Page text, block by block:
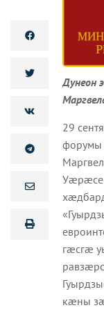
Дунеон
29
форумы
Уæрæсе
гæсгæ
кæны